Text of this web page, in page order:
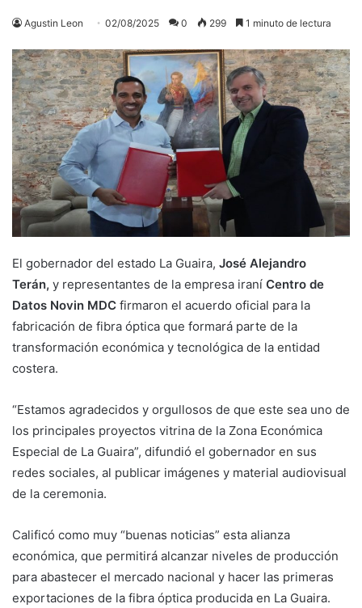
Agustin Leon 02/08/2025 0 299 1 minuto de lectura
El gobernador del estado La Guaira, José Alejandro
Terán, y representantes de la empresa iraní Centro de
Datos Novin MDC firmaron el acuerdo oficial para la
fabricación de fibra óptica que formará parte de la
transformación económica y tecnológica de la entidad
costera.
“Estamos agradecidos y orgullosos de que este sea uno de
los principales proyectos vitrina de la Zona Económica
Especial de La Guaira”, difundió el gobernador en sus
redes sociales, al publicar imágenes y material audiovisual
de la ceremonia.
Calificó como muy “buenas noticias” esta alianza
económica, que permitirá alcanzar niveles de producción
para abastecer el mercado nacional y hacer las primeras
exportaciones de la fibra óptica producida en La Guaira.